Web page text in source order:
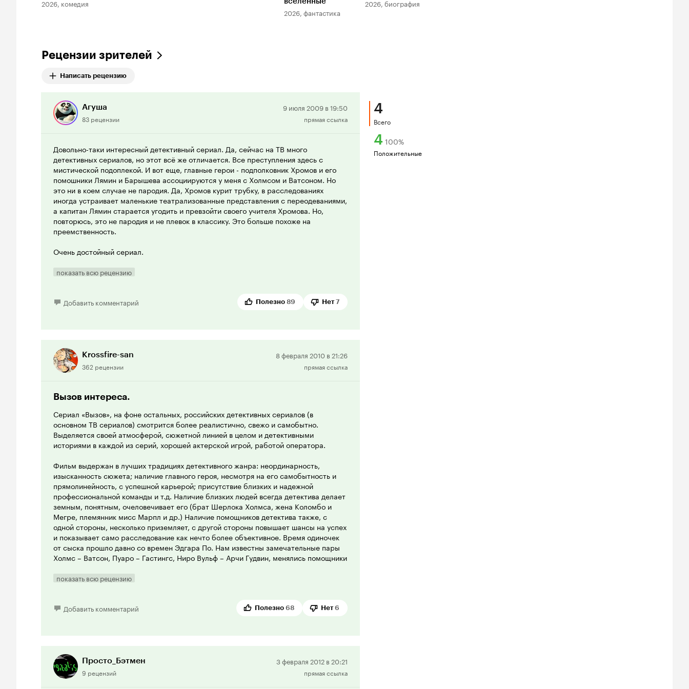
2026, комедия
2026, фантастика
2026, биография
Рецензии зрителей
Написать рецензию
Агуша
83 рецензии
Положительная
рецензия
9 июля 2009 в 19:50
прямая ссылка
Довольно-таки интересный детективный сериал. Да, сейчас на ТВ много
детективных сериалов, но этот всё же отличается. Все преступления здесь с
мистической подоплекой. И вот еще, главные герои - подполковник Хромов и его
помошники Лямин и Барышева ассоциируются у меня с Холмсом и Ватсоном. Но
это ни в коем случае не пародия. Да, Хромов курит трубку, в расследованиях
иногда устраивает маленькие театрализованные представления с переодеваниями,
а капитан Лямин старается угодить и превзойти своего учителя Хромова. Но,
повторюсь, это не пародия и не плевок в классику. Это больше похоже на
преемственность.
Очень достойный сериал.
показать всю рецензию
Добавить комментарий Полезно 89 Нет 7
Krossfire-san
362 рецензии
Положительная
рецензия
8 февраля 2010 в 21:26
прямая ссылка
Вызов интереса.
Сериал «Вызов», на фоне остальных, российских детективных сериалов (в
основном ТВ сериалов) смотрится более реалистично, свежо и самобытно.
Выделяется своей атмосферой, сюжетной линией в целом и детективными
историями в каждой из серий, хорошей актерской игрой, работой оператора.
Фильм выдержан в лучших традициях детективного жанра: неординарность,
изысканность сюжета; наличие главного героя, несмотря на его самобытность и
прямолинейность, с успешной карьерой; присутствие близких и надежной
профессиональной команды и т.д. Наличие близких людей всегда детектива делает
земным, понятным, очеловечивает его (брат Шерлока Холмса, жена Коломбо и
Мегре, племянник мисс Марпл и др.) Наличие помощников детектива также, с
одной стороны, несколько приземляет, с другой стороны повышает шансы на успех
и показывает само расследование как нечто более объективное. Время одиночек
от сыска прошло давно со времен Эдгара По. Нам известны замечательные пары
Холмс – Ватсон, Пуаро – Гастингс, Ниро Вульф – Арчи Гудвин, менялись помощники
детективного жанра налицо.
в провинцию на сложные дела, и с виду пустяковые, но если надо убрать их
понятно, какую же руку повредил Хромов (забинтована попеременно то левая, то
правая рука);- эксперт в силу своей профессиональной подготовки уж никак не
может не знать о чашке Петри и т.д.
показать всю рецензию
Добавить комментарий Полезно 68 Нет 6
Просто_Бэтмен
9 рецензий
Положительная
рецензия
3 февраля 2012 в 20:21
прямая ссылка
4
Всего
4 100%
Положительные